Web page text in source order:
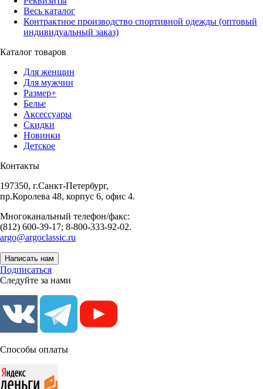
Весь каталог
Контрактное производство спортивной одежды (оптовый
индивидуальный заказ)
Каталог товаров
Для женщин
Для мужчин
Размер+
Белье
Аксессуары
Скидки
Новинки
Детское
Контакты
197350, г.Санкт-Петербург,
пр.Королева 48, корпус 6, офис 4.
Многоканальный телефон/факс:
(812) 600-39-17; 8-800-333-92-02.
argo@argoclassic.ru
Написать нам
Подписаться
Следуйте за нами
Способы оплаты